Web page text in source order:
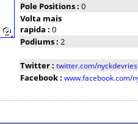
Pole Positions : 0
Volta mais
rapida : 0
Podiums : 2
Twitter : twitter.com/nyckdevries
Facebook : www.facebook.com/